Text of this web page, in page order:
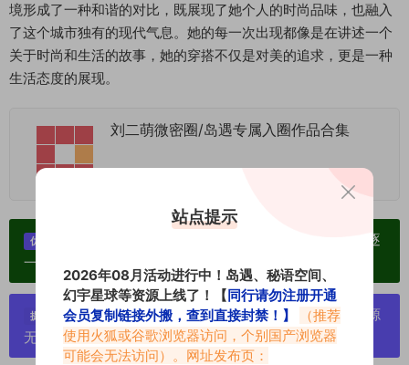
境形成了一种和谐的对比，既展现了她个人的时尚品味，也融入
了这个城市独有的现代气息。她的每一次出现都像是在讲述一个
关于时尚和生活的故事，她的穿搭不仅是对美的追求，更是一种
生活态度的展现。
刘二萌微密圈/岛遇专属入圈作品合集
优势：
单个博主作品统一整合分享、素材高度去重复、逐
一归档方便收藏！
提示：
严禁搬运资源链接，一经发现封号处理，素材资源
无露点、需求请绕道，关闭本站网页！
站点提示
2026年08月活动进行中！岛遇、秘语空间、
幻宇星球等资源上线了！【同行请勿注册开通
会员复制链接外搬，查到直接封禁！】
（推荐
使用火狐或谷歌浏览器访问，个别国产浏览器
可能会无法访问）。网址发布页：